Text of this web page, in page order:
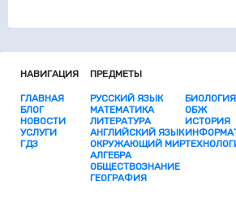
НАВИГАЦИЯ
ГЛАВНАЯ
БЛОГ
НОВОСТИ
УСЛУГИ
ГДЗ
ПРЕДМЕТЫ
РУССКИЙ ЯЗЫК
МАТЕМАТИКА
ЛИТЕРАТУРА
АНГЛИЙСКИЙ ЯЗЫК
ОКРУЖАЮЩИЙ МИР
АЛГЕБРА
ОБЩЕСТВОЗНАНИЕ
ГЕОГРАФИЯ
БИОЛОГИЯ
ОБЖ
ИСТОРИЯ